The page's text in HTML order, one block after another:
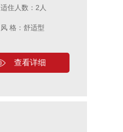
适住人数：2人
风 格：舒适型
查看详细